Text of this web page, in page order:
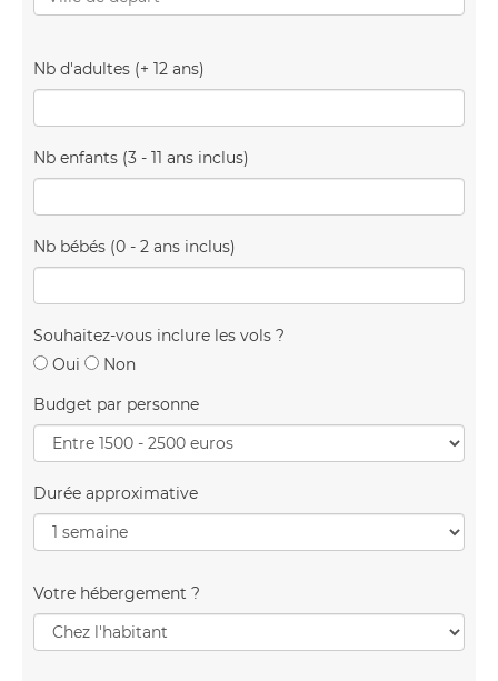
Nb d'adultes (+ 12 ans)
Nb enfants (3 - 11 ans inclus)
Nb bébés (0 - 2 ans inclus)
Souhaitez-vous inclure les vols ?
Oui
Non
Budget par personne
Durée approximative
Votre hébergement ?